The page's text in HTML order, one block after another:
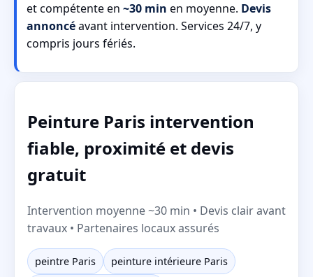
et compétente en ~30 min en moyenne. Devis
annoncéavant intervention. Services 24/7, y
compris jours fériés.
Peinture Paris intervention
fiable, proximité et devis
gratuit
Intervention moyenne ~30 min • Devis clair avant
travaux • Partenaires locaux assurés
peintre Paris
peinture intérieure Paris